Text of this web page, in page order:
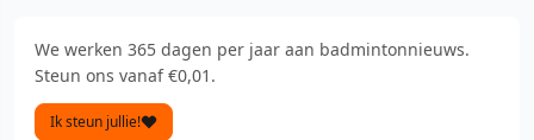
We werken 365 dagen per jaar aan badmintonnieuws.
Steun ons vanaf €0,01.
Ik steun jullie!